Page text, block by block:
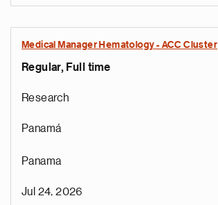
Medical Manager Hematology - ACC Cluster
Regular, Full time
Research
Panamá
Panama
Jul 24, 2026